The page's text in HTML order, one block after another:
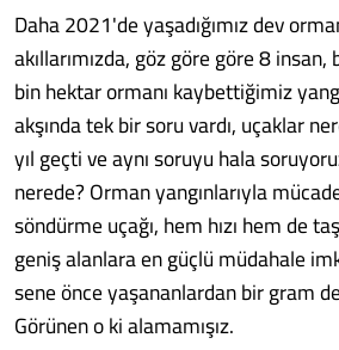
Daha 2021'de yaşadığımız dev
akıllarımızda, göz göre göre 8
bin hektar ormanı kaybettiğimiz
akşında tek bir soru vardı, uçaklar
yıl geçti ve aynı soruyu hala
nerede? Orman yangınlarıyla
söndürme uçağı, hem hızı hem de
geniş alanlara en güçlü müdahale
sene önce yaşananlardan bir gram
Görünen o ki alamamışız.